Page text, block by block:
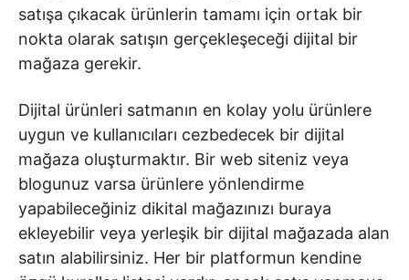
satışa çıkacak ürünlerin tamamı için ortak bir
nokta olarak satışın gerçekleşeceği dijital bir
mağaza gerekir.
Dijital ürünleri satmanın en kolay yolu ürünlere
uygun ve kullanıcıları cezbedecek bir dijital
mağaza oluşturmaktır. Bir web siteniz veya
blogunuz varsa ürünlere yönlendirme
yapabileceğiniz dikital mağazınızı buraya
ekleyebilir veya yerleşik bir dijital mağazada alan
satın alabilirsiniz. Her bir platformun kendine